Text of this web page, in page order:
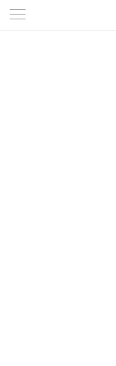
-->